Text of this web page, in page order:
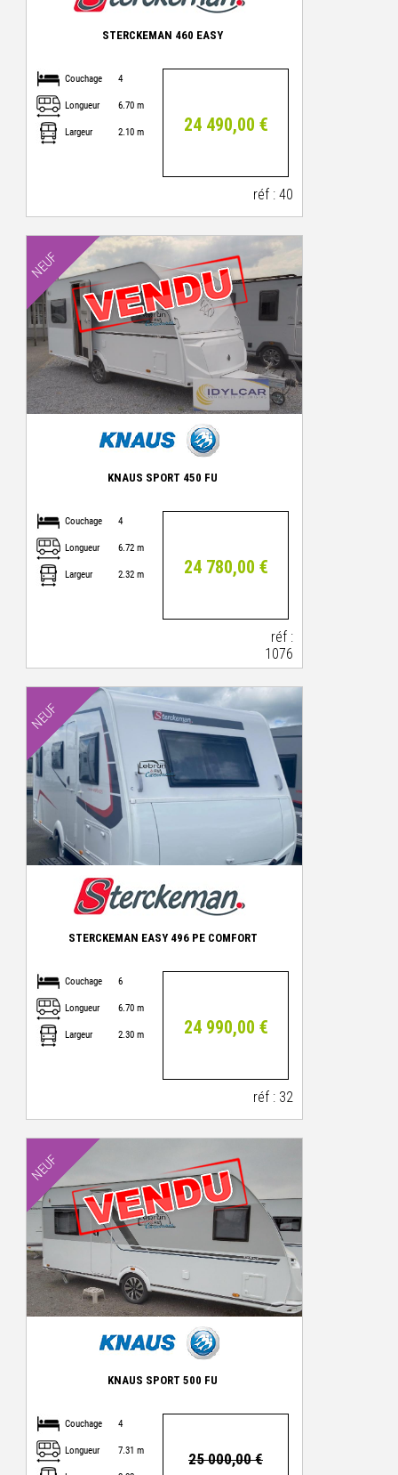
STERCKEMAN 460 EASY
Couchage 4
Longueur 6.70 m
Largeur 2.10 m 24 490,00 €
réf : 40
NEUF
KNAUS SPORT 450 FU
Couchage 4
Longueur 6.72 m
Largeur 2.32 m 24 780,00 €
réf :
1076
NEUF
STERCKEMAN EASY 496 PE COMFORT
Couchage 6
Longueur 6.70 m
Largeur 2.30 m 24 990,00 €
réf : 32
NEUF
KNAUS SPORT 500 FU
Couchage 4
Longueur 7.31 m
25 000,00 €